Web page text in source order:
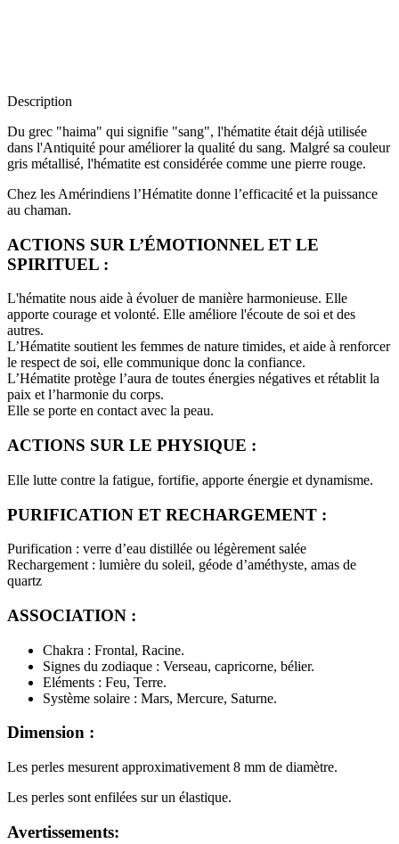
Description
Du grec "haima" qui signifie "sang", l'hématite était déjà utilisée
dans l'Antiquité pour améliorer la qualité du sang. Malgré sa couleur
gris métallisé, l'hématite est considérée comme une pierre rouge.
Chez les Amérindiens l’Hématite donne l’efficacité et la puissance
au chaman.
ACTIONS SUR L’ÉMOTIONNEL ET LE
SPIRITUEL :
L'hématite nous aide à évoluer de manière harmonieuse. Elle
apporte courage et volonté. Elle améliore l'écoute de soi et des
autres.
L’Hématite soutient les femmes de nature timides, et aide à renforcer
le respect de soi, elle communique donc la confiance.
L’Hématite protège l’aura de toutes énergies négatives et rétablit la
paix et l’harmonie du corps.
Elle se porte en contact avec la peau.
ACTIONS SUR LE PHYSIQUE :
Elle lutte contre la fatigue, fortifie, apporte énergie et dynamisme.
PURIFICATION ET RECHARGEMENT :
Purification : verre d’eau distillée ou légèrement salée
Rechargement : lumière du soleil, géode d’améthyste, amas de
quartz
ASSOCIATION :
Chakra : Frontal, Racine.
Signes du zodiaque : Verseau, capricorne, bélier.
Eléments : Feu, Terre.
Système solaire : Mars, Mercure, Saturne.
Dimension :
Les perles mesurent approximativement 8 mm de diamètre.
Les perles sont enfilées sur un élastique.
Avertissements: